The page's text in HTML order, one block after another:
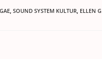
, SOUND SYSTEM KULTUR, ELLEN G